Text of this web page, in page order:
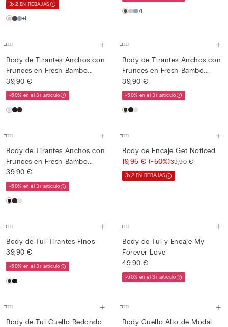
3x2 EN REBAJAS
+1
+1
Body de Tirantes Anchos con
Frunces en Fresh Bambo...
39,90 €
-50% en el 3r artículo
Body de Tirantes Anchos con
Frunces en Fresh Bambo...
39,90 €
-50% en el 3r artículo
Body de Tirantes Anchos con
Frunces en Fresh Bambo...
39,90 €
-50% en el 3r artículo
Body de Encaje Get Noticed
19,95 €(-50%)39,90 €
3x2 EN REBAJAS
Body de Tul Tirantes Finos
39,90 €
-50% en el 3r artículo
Body de Tul y Encaje My
Forever Love
49,90 €
-50% en el 3r artículo
Body de Tul Cuello Redondo
Body Cuello Alto de Modal